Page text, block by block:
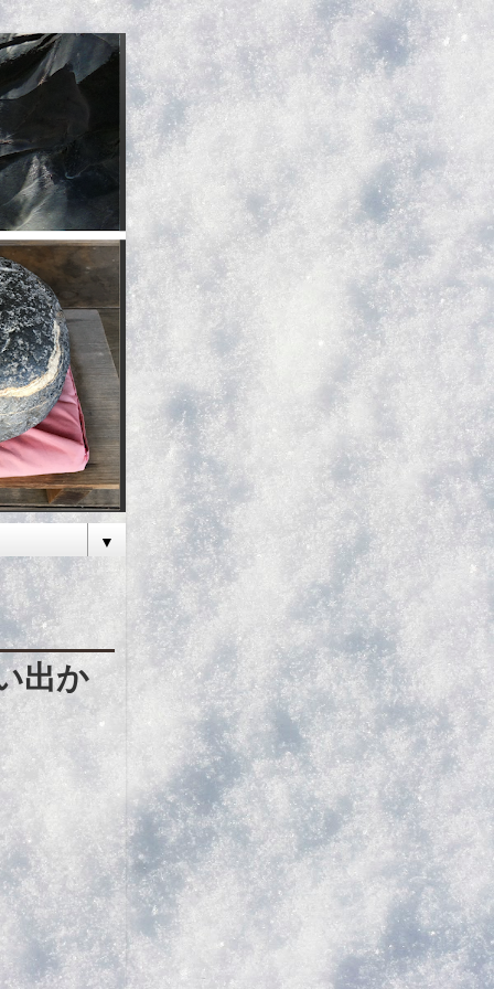
▼
出か